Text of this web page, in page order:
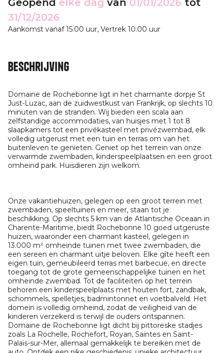
Geopend elke dag van 01/01/2026 tot
31/12/2026
Aankomst vanaf 15.00 uur, Vertrek 10.00 uur
Beschrijving
Domaine de Rochebonne ligt in het charmante dorpje St
Just-Luzac, aan de zuidwestkust van Frankrijk, op slechts 10
minuten van de stranden. Wij bieden een scala aan
zelfstandige accommodaties, van huisjes met 1 tot 8
slaapkamers tot een privékasteel met privézwembad, elk
volledig uitgerust met een tuin en terras om van het
buitenleven te genieten. Geniet op het terrein van onze
verwarmde zwembaden, kinderspeelplaatsen en een groot
omheind park. Huisdieren zijn welkom.
Onze vakantiehuizen, gelegen op een groot terrein met
zwembaden, speeltuinen en meer, staan tot je
beschikking. Op slechts 5 km van de Atlantische Oceaan in
Charente-Maritime, biedt Rochebonne 10 goed uitgeruste
huizen, waaronder een charmant kasteel, gelegen in
13.000 m² omheinde tuinen met twee zwembaden, die
een sereen en charmant uitje beloven. Elke gîte heeft een
eigen tuin, gemeubileerd terras met barbecue, en directe
toegang tot de grote gemeenschappelijke tuinen en het
omheinde zwembad. Tot de faciliteiten op het terrein
behoren een kinderspeelplaats met houten fort, zandbak,
schommels, spelletjes, badmintonnet en voetbalveld. Het
domein is volledig omheind, zodat de veiligheid van de
kinderen verzekerd is terwijl de ouders ontspannen.
Domaine de Rochebonne ligt dicht bij pittoreske stadjes
zoals La Rochelle, Rochefort, Royan, Saintes en Saint-
Palais-sur-Mer, allemaal gemakkelijk te bereiken met de